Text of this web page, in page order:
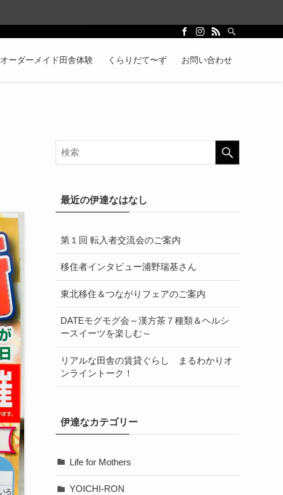
オーダーメイド田舎体験 くらりだて〜ず お問い合わせ
最近の伊達なはなし
第１回 転入者交流会のご案内
移住者インタビュー浦野瑞基さん
東北移住＆つながりフェアのご案内
DATEモグモグ会～漢方茶７種類＆ヘルシ
ースイーツを楽しむ～
リアルな田舎の賃貸ぐらし まるわかりオ
ンライントーク！
伊達なカテゴリー
Life for Mothers
YOICHI-RON